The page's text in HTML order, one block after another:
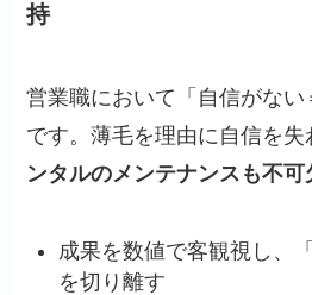
持
営業職において「自信がない
です。薄毛を理由に自信を失
ンタルのメンテナンスも不可
成果を数値で客観視し、
を切り離す